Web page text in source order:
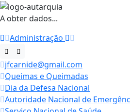
A obter dados...
Administração
jfcarnide@gmail.com
Queimas e Queimadas
Dia da Defesa Nacional
Autoridade Nacional de